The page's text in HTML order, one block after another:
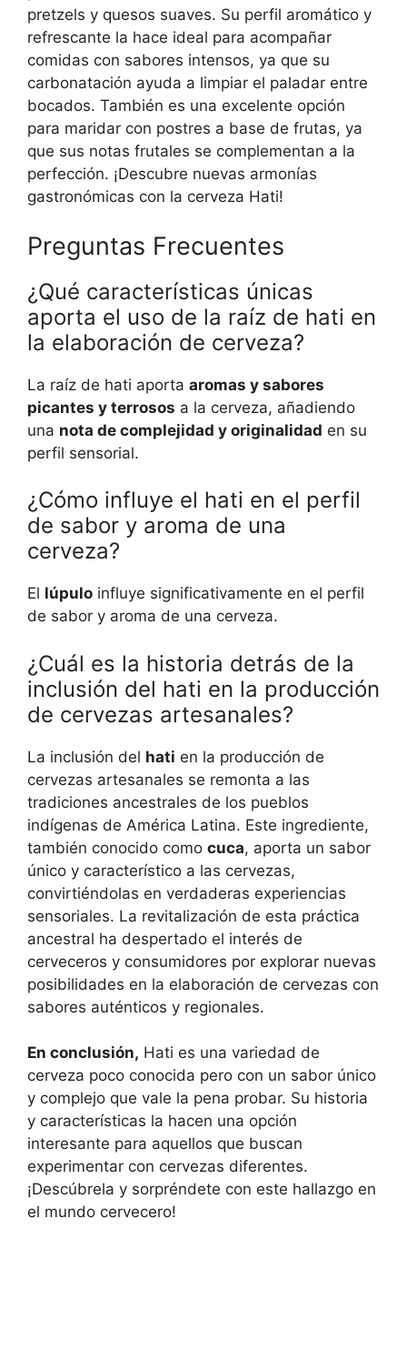
pretzels y quesos suaves. Su perfil aromático y
refrescante la hace ideal para acompañar
comidas con sabores intensos, ya que su
carbonatación ayuda a limpiar el paladar entre
bocados. También es una excelente opción
para maridar con postres a base de frutas, ya
que sus notas frutales se complementan a la
perfección. ¡Descubre nuevas armonías
gastronómicas con la cerveza Hati!
Preguntas Frecuentes
¿Qué características únicas
aporta el uso de la raíz de hati en
la elaboración de cerveza?
La raíz de hati aporta aromas y sabores
picantes y terrosos a la cerveza, añadiendo
una nota de complejidad y originalidad en su
perfil sensorial.
¿Cómo influye el hati en el perfil
de sabor y aroma de una
cerveza?
El lúpulo influye significativamente en el perfil
de sabor y aroma de una cerveza.
¿Cuál es la historia detrás de la
inclusión del hati en la producción
de cervezas artesanales?
La inclusión del hati en la producción de
cervezas artesanales se remonta a las
tradiciones ancestrales de los pueblos
indígenas de América Latina. Este ingrediente,
también conocido como cuca, aporta un sabor
único y característico a las cervezas,
convirtiéndolas en verdaderas experiencias
sensoriales. La revitalización de esta práctica
ancestral ha despertado el interés de
cerveceros y consumidores por explorar nuevas
posibilidades en la elaboración de cervezas con
sabores auténticos y regionales.
En conclusión, Hati es una variedad de
cerveza poco conocida pero con un sabor único
y complejo que vale la pena probar. Su historia
y características la hacen una opción
interesante para aquellos que buscan
experimentar con cervezas diferentes.
¡Descúbrela y sorpréndete con este hallazgo en
el mundo cervecero!